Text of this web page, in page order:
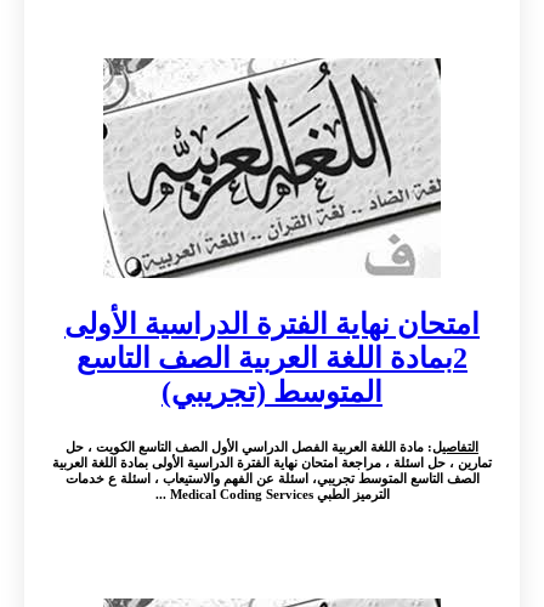
امتحان نهاية الفترة الدراسية الأولى
2بمادة اللغة العربية الصف التاسع
المتوسط (تجريبي)
التفاصيل: مادة اللغة العربية الفصل الدراسي الأول الصف التاسع الكويت ، حل
تمارين ، حل اسئلة ، مراجعة امتحان نهاية الفترة الدراسية الأولى بمادة اللغة العربية
الصف التاسع المتوسط تجريبي، اسئلة عن الفهم والاستيعاب ، اسئلة ع خدمات
الترميز الطبي Medical Coding Services ...